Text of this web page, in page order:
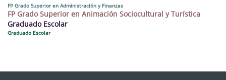
FP Grado Superior en Administración y Finanzas
FP Grado Superior en Animación Sociocultural y Turística
Graduado Escolar
Graduado Escolar